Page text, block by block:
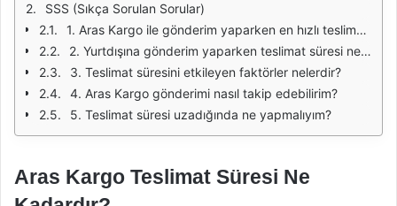
SSS (Sıkça Sorulan Sorular)
1. Aras Kargo ile gönderim yaparken en hızlı teslimat süresi nedir?
2. Yurtdışına gönderim yaparken teslimat süresi ne kadardır?
3. Teslimat süresini etkileyen faktörler nelerdir?
4. Aras Kargo gönderimi nasıl takip edebilirim?
5. Teslimat süresi uzadığında ne yapmalıyım?
Aras Kargo Teslimat Süresi Ne